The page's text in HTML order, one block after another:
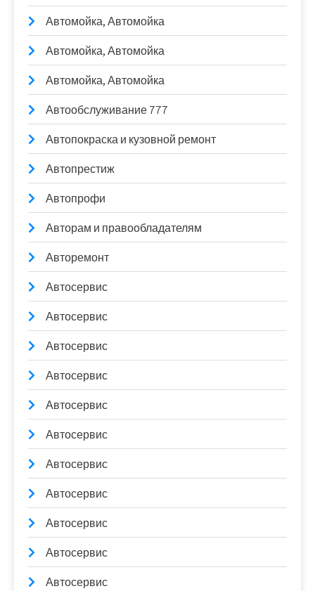
Автомойка, Автомойка
Автомойка, Автомойка
Автомойка, Автомойка
Автообслуживание 777
Автопокраска и кузовной ремонт
Автопрестиж
Автопрофи
Авторам и правообладателям
Авторемонт
Автосервис
Автосервис
Автосервис
Автосервис
Автосервис
Автосервис
Автосервис
Автосервис
Автосервис
Автосервис
Автосервис